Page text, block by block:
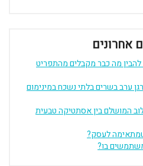
אחרונים
מה כבר מקבלים מהתפריט
ערב בשרים בלתי נשכח במינימום
המושלם בין אסתטיקה טבעית
בו?